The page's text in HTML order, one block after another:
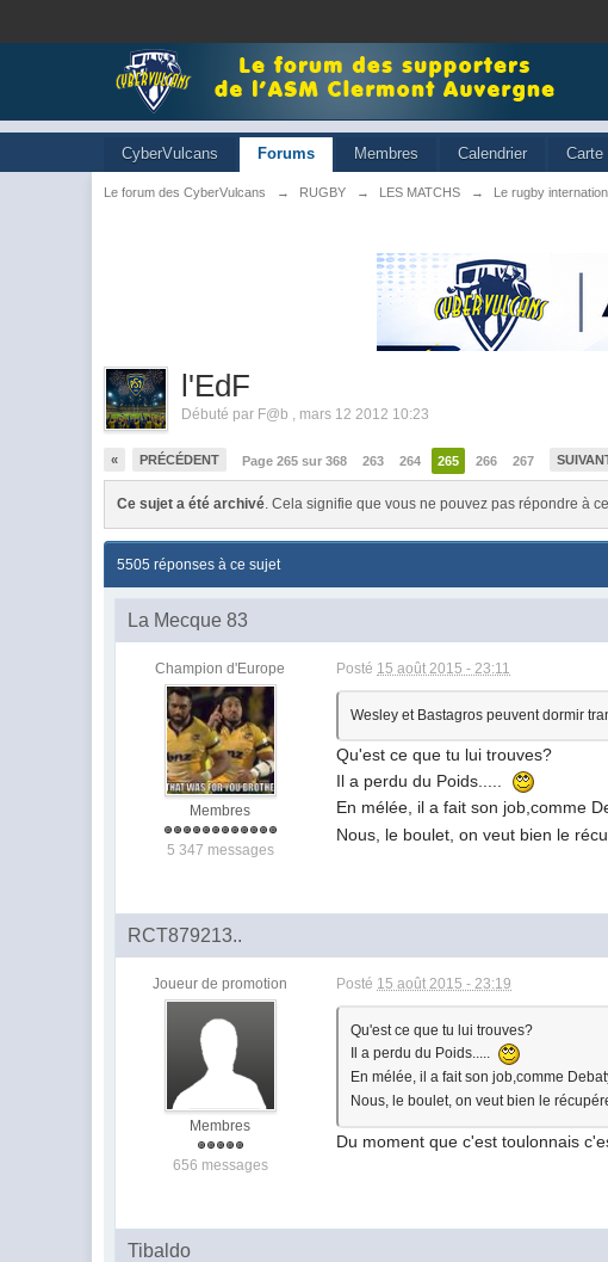
CyberVulcans Forums Membres Calendrier Carte
Le forum des CyberVulcans → RUGBY → LES MATCHS → Le rugby
l'EdF
Débuté par F@b , mars 12 2012 10:23
« PRÉCÉDENT Page 265 sur 368 263 264 265 266 267
Ce sujet a été archivé. Cela signifie que vous ne pouvez pas répondre à
5505 réponses à ce sujet
La Mecque 83
Champion d'Europe
Membres
5 347 messages
Posté 15 août 2015 - 23:11
Wesley et Bastagros peuvent dormir
Qu'est ce que tu lui trouves?
Il a perdu du Poids.....
En mélée, il a fait son job,comme
Nous, le boulet, on veut bien le
RCT879213..
Joueur de promotion
Membres
656 messages
Posté 15 août 2015 - 23:19
Qu'est ce que tu lui trouves?
Il a perdu du Poids.....
En mélée, il a fait son job,comme
Nous, le boulet, on veut bien le
Du moment que c'est toulonnais
Tibaldo